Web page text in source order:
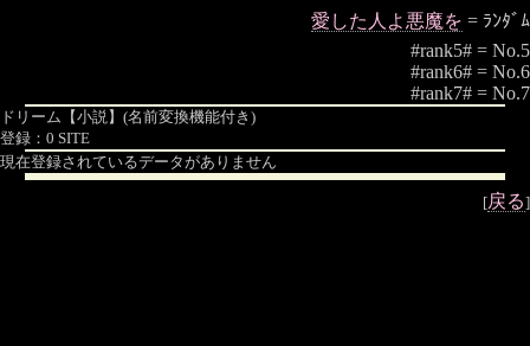
愛した人よ悪魔を = ﾗﾝﾀﾞﾑ
#rank5# = No.5
#rank6# = No.6
#rank7# = No.7
ドリーム【小説】(名前変換機能付き)
登録：0 SITE
現在登録されているデータがありません
[戻る]